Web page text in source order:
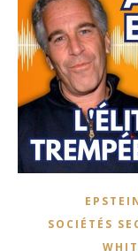
SOCIÉTÉS